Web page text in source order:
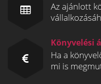
Az ajánlott
Könyvelési
Ha a
mi is